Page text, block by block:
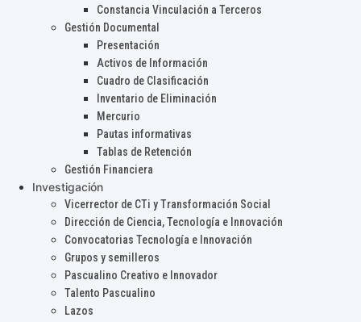
Constancia Vinculación a Terceros
Gestión Documental
Presentación
Activos de Información
Cuadro de Clasificación
Inventario de Eliminación
Mercurio
Pautas informativas
Tablas de Retención
Gestión Financiera
Investigación
Vicerrector de CTi y Transformación Social
Dirección de Ciencia, Tecnología e Innovación
Convocatorias Tecnología e Innovación
Grupos y semilleros
Pascualino Creativo e Innovador
Talento Pascualino
Lazos